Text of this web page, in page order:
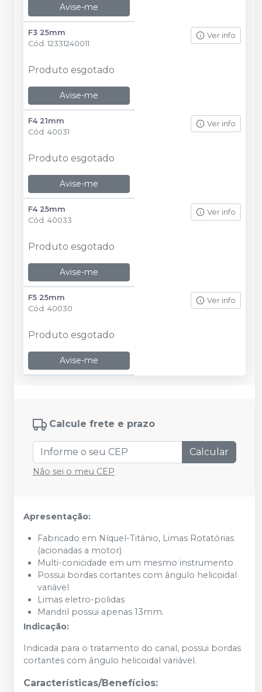
Avise-me
F3 25mm
Cód. 12331240011
Ver info
Produto esgotado
Avise-me
F4 21mm
Cód. 40031
Ver info
Produto esgotado
Avise-me
F4 25mm
Cód. 40033
Ver info
Produto esgotado
Avise-me
F5 25mm
Cód. 40030
Ver info
Produto esgotado
Avise-me
Calcule frete e prazo
Calcular
Não sei o meu CEP
Apresentação:
Fabricado em Níquel-Titânio, Limas Rotatórias
(acionadas a motor)
Multi-conicidade em um mesmo instrumento
Possui bordas cortantes com ângulo helicoidal
variável
Limas eletro-polidas
Mandril possui apenas 13mm.
Indicação:
Indicada para o tratamento do canal, possui bordas
cortantes com ângulo helicoidal variável.
Características/Benefícios: